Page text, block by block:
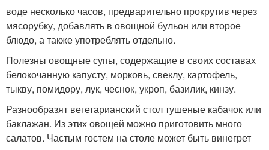
воде несколько часов, предварительно прокрутив через
мясорубку, добавлять в овощной бульон или второе
блюдо, а также употреблять отдельно.
Полезны овощные супы, содержащие в своих составах
белокочанную капусту, морковь, свеклу, картофель,
тыкву, помидору, лук, чеснок, укроп, базилик, кинзу.
Разнообразят вегетарианский стол тушеные кабачок или
баклажан. Из этих овощей можно приготовить много
салатов. Частым гостем на столе может быть винегрет